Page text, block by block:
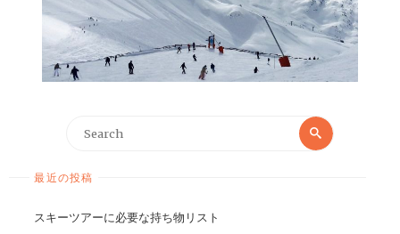
最近の投稿
スキーツアーに必要な持ち物リスト